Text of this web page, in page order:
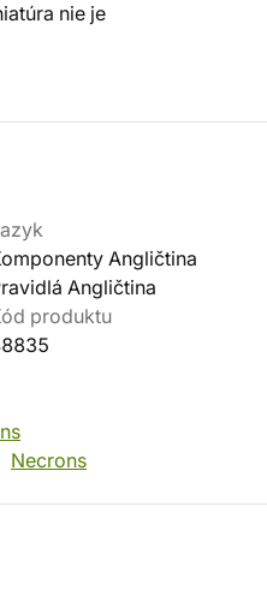
nie je
Angličtina
Angličtina
produktu
Necrons